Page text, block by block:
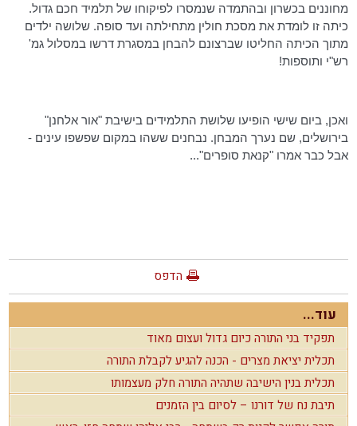
מחוננים בכשרון ובהתמדה שנמסרו לפיקוחו של תלמיד חכם גדול.
כיתה זו לומדת את מסכת חולין מתחילתה ועד סופה. שלושה ילדים
מתוך הכיתה החליטו שברצונם להבחן במסגרת דרשו במסלולגמ'
רש"י ותוספות!
ואכן, ביום שישי הופיעו שלושת התלמידים בישיבת "אור אלחנן"
בירושלים, שם נערך המבחן. נבחנים ששהו במקום שפשפו עינים -
אבל כבר אמרו "קנאת סופרים"...
הדפס
עוד...
תפקיד בני התורה כיום גדול ועצום מאוד
תכלית יציאת מצרים - הכנה להגיע לקבלת התורה
תכלית בנין הישיבה שתהיה התורה חלק מעצמותו
תיבת נח של דורנו – לסיום בין הזמנים